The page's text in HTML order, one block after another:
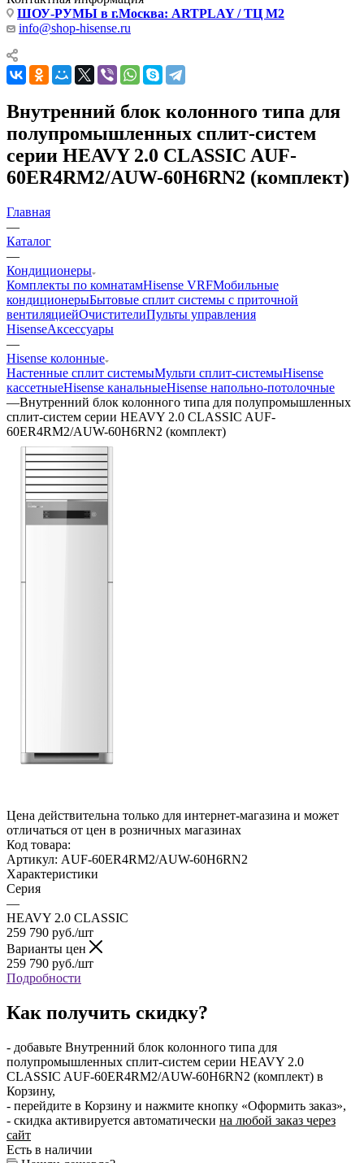
ШОУ-РУМЫ в г.Москва: ARTPLAY / ТЦ М2
info@shop-hisense.ru
Внутренний блок колонного типа для
полупромышленных сплит-систем
серии HEAVY 2.0 CLASSIC AUF-
60ER4RM2/AUW-60H6RN2 (комплект)
Главная
—
Каталог
—
Кондиционеры
Комплекты по комнатамHisense VRFМобильные
кондиционерыБытовые сплит системы с приточной
вентиляциейОчистителиПульты управления
HisenseАксессуары
—
Hisense колонные
Настенные сплит системыМульти сплит-системыHisense
кассетныеHisense канальныеHisense напольно-потолочные
—Внутренний блок колонного типа для полупромышленных
сплит-систем серии HEAVY 2.0 CLASSIC AUF-
60ER4RM2/AUW-60H6RN2 (комплект)
Цена действительна только для интернет-магазина и может
отличаться от цен в розничных магазинах
Код товара:
Артикул: AUF-60ER4RM2/AUW-60H6RN2
Характеристики
Серия
—
HEAVY 2.0 CLASSIC
259 790 руб./шт
Варианты цен
259 790 руб./шт
Подробности
Как получить скидку?
- добавьте Внутренний блок колонного типа для
полупромышленных сплит-систем серии HEAVY 2.0
CLASSIC AUF-60ER4RM2/AUW-60H6RN2 (комплект) в
Корзину,
- перейдите в Корзину и нажмите кнопку «Оформить заказ»,
- скидка активируется автоматически на любой заказ через
сайт
Есть в наличии